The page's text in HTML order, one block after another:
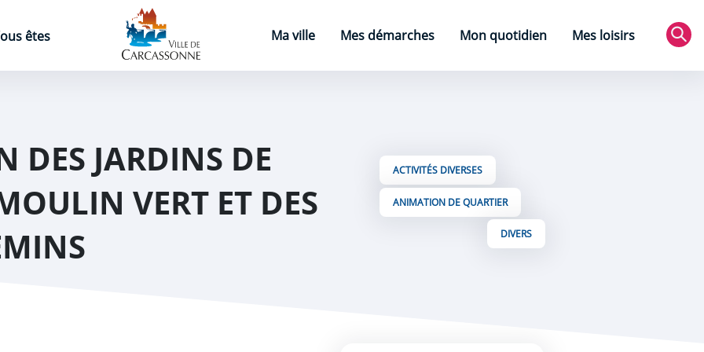
êtes
Page d'accueil
Ma ville
Mes démarches Mon quotidien
Mes loisirs
DES JARDINS DE
VERT ET DES
ACTIVITÉS DIVERSES
ANIMATION DE QUARTIER
DIVERS